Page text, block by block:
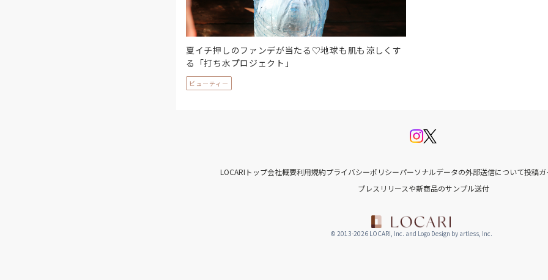
夏イチ押しのファンデが当たる♡地球も肌も涼しくす
る「打ち水プロジェクト」
ビューティー
LOCARIトップ会社概要利用規約プライバシーポリシーパーソナルデータの外部送信について投稿ガ
プレスリリースや新商品のサンプル送付
© 2013-2026 LOCARI, Inc. and Logo Design by artless, Inc.